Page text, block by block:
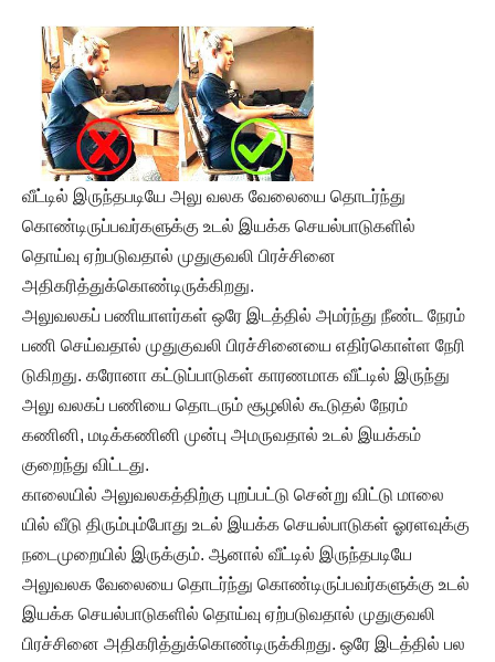
வீட்டில் இருந்தபடியே அலு வலக வேலையை தொடர்ந்து
கொண்டிருப்பவர்களுக்கு உடல் இயக்க செயல்பாடுகளில்
தொய்வு ஏற்படுவதால் முதுகுவலி பிரச்சினை
அதிகரித்துக்கொண்டிருக்கிறது.
அலுவலகப் பணியாளர்கள் ஒரே இடத்தில் அமர்ந்து நீண்ட நேரம்
பணி செய்வதால் முதுகுவலி பிரச்சினையை எதிர்கொள்ள நேரி
டுகிறது. கரோனா கட்டுப்பாடுகள் காரணமாக வீட்டில் இருந்து
அலு வலகப் பணியை தொடரும் சூழலில் கூடுதல் நேரம்
கணினி, மடிக்கணினி முன்பு அமருவதால் உடல் இயக்கம்
குறைந்து விட்டது.
காலையில் அலுவலகத்திற்கு புறப்பட்டு சென்று விட்டு மாலை
யில் வீடு திரும்பும்போது உடல் இயக்க செயல்பாடுகள் ஓரளவுக்கு
நடைமுறையில் இருக்கும். ஆனால் வீட்டில் இருந்தபடியே
அலுவலக வேலையை தொடர்ந்து கொண்டிருப்பவர்களுக்கு உடல்
இயக்க செயல்பாடுகளில் தொய்வு ஏற்படுவதால் முதுகுவலி
பிரச்சினை அதிகரித்துக்கொண்டிருக்கிறது. ஒரே இடத்தில் பல